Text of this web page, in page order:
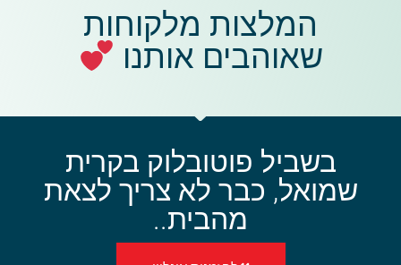
המלצות מלקוחות
שאוהבים אותנו
בשביל פוטובלוק בקרית
שמואל, כבר לא צריך לצאת
מהבית..